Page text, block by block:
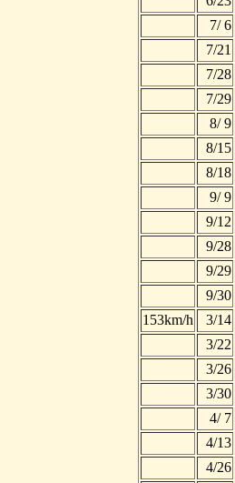
7/ 6
7/21
7/28
7/29
8/ 9
8/15
8/18
9/ 9
9/12
9/28
9/29
9/30
153km/h
3/14
3/22
3/26
3/30
4/ 7
4/13
4/26